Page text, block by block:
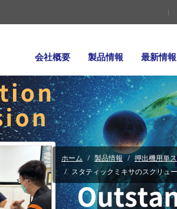
会社概要 製品情報 最新情報
ホーム 製品情報
押出機用単
スタティックミキサのスクリュー